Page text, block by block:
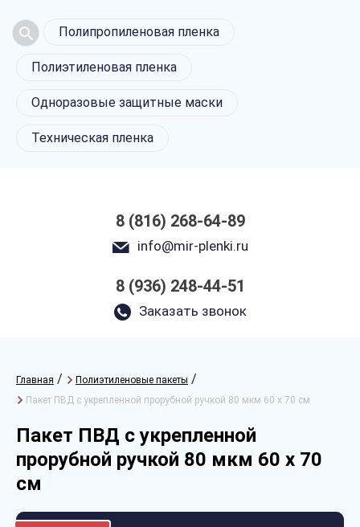
Полипропиленовая пленка
Полиэтиленовая пленка
Одноразовые защитные маски
Техническая пленка
8 (816) 268-64-89
info@mir-plenki.ru
8 (936) 248-44-51
Заказать звонок
Главная / Полиэтиленовые пакеты /
Пакет ПВД с укрепленной прорубной ручкой 80 мкм 60 х 70 см
Пакет ПВД с укрепленной
прорубной ручкой 80 мкм 60 х 70
см